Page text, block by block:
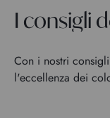
I consigli
Con i nostri
l'eccellenza dei